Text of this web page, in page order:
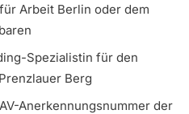
Arbeit Berlin oder dem
Spezialistin für den
Berg
Anerkennungsnummer der